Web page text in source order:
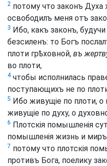
2 потому что законъ Духа
освободилъ меня отъ
3 Ибо, какъ законъ,
безсиленъ: то Богъ
плоти грѣховной, въ
во плоти,
4чтобы исполнилась
поступающихъ не по
5 Ибо живущіе по плоти,
живущіе по духу, о
6 Плотскія помышленія
помышленія жизнь и
7 потому что плотскія
противъ Бога, поелику